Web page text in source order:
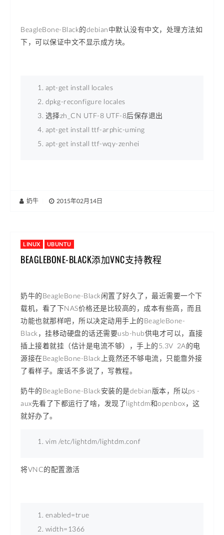
BeagleBone-Black的debian中默认没有中文，处理方法如
下，可以保证中文不显示成方块。
apt-get install locales
dpkg-reconfigure locales
选择zh_CN UTF-8 UTF-8后保存退出
apt-get install ttf-arphic-uming
apt-get install ttf-wqy-zenhei
奶牛 2015年02月14日
LINUX UBUNTU
BEAGLEBONE-BLACK添加VNC支持教程
奶牛的BeagleBone-Black闲置了好久了，最近需要一个下
载机，看了下NAS价格还是比较高的，成本有些高，而且
功能也就那样吧，所以决定动用手上的BeagleBone-
Black，挂移动硬盘的话还需要usb-hub供电才可以，直接
插上接着就挂（估计是电流不够），手上的5.3V 2A的电
源接在BeagleBone-Black上竟然还不够电流，只能靠外接
了看样子。废话不多说了，写教程。
奶牛的BeagleBone-Black安装的是debian版本，所以ps -
aux先看了下都运行了啥，发现了lightdm和openbox，这
就好办了。
vim /etc/lightdm/lightdm.conf
将VNC的配置激活
enabled=true
width= 1366